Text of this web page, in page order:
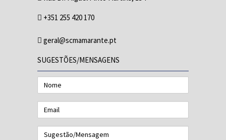
+351 255 420 170
geral@scmamarante.pt
SUGESTÕES/MENSAGENS
Nome
Email
Sugestão/Mensagem